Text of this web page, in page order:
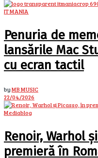
IT MANIA
Penuria de
lansările Mac
cu ecran tactil
byMB MUSIC
22/04/2026
Mediablog
Renoir, Warhol
premieră în